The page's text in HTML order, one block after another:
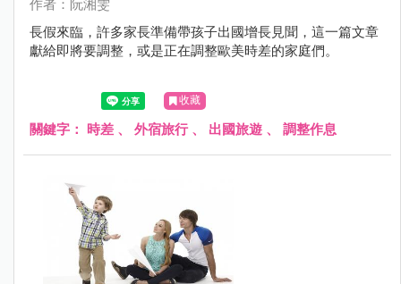
作者：阮湘雯
長假來臨，許多家長準備帶孩子出國增長見聞，這一篇文章
獻給即將要調整，或是正在調整歐美時差的家庭們。
收藏
關鍵字： 時差 、 外宿旅行、 出國旅遊 、 調整作息